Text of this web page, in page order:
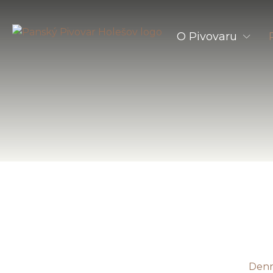
O Pivovaru